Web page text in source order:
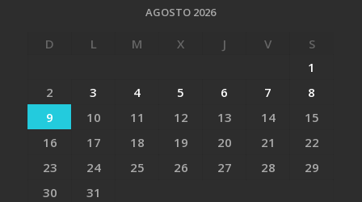
AGOSTO 2026
D L M X J V
S
1
2
3 4 5 6 7
8
9
10 11 12 13 14
15
16
17 18 19 20 21
22
23
24 25 26 27 28
29
30
31